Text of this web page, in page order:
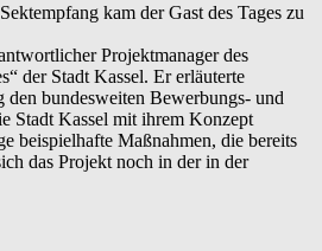
kam der Gast des Tages zu
Projektmanager des
der Stadt Kassel. Er erläuterte
bundesweiten Bewerbungs- und
Stadt Kassel mit ihrem Konzept
beispielhafte Maßnahmen, die bereits
das Projekt noch in der in der